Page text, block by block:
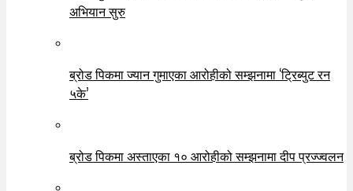
अभियान सुरु
ब्रोड पिकमा ज्यान गुमाएका आरोहीको सम्झनामा ‘ट्रिब्युट रन
५के’
ब्रोड पिकमा अस्ताएका १० आरोहीको सम्झनामा दीप प्रज्ज्वलन